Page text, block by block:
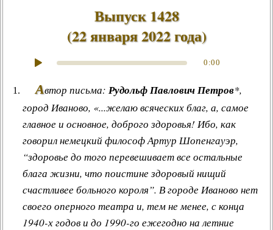
Песни, мелодии
Композиторы
Поэты
Ансамбли, оркестры, хоры
Из фонотеки «Встречи...»
Другие работы В.В.Татарского
Из архива «Радио России»
Предтеча «Встречи с песней»
Выпуск 1428
(22 января 2022 года)
0:00
Автор письма: Рудольф Павлович Петров*,
город Иваново, «...желаю всяческих благ, а, самое
главное и основное, доброго здоровья! Ибо, как
говорил немецкий философ Артур Шопенгауэр,
“здоровье до того перевешивает все остальные
блага жизни, что поистине здоровый нищий
счастливее больного короля”. В городе Иваново нет
своего оперного театра и, тем не менее, с конца
1940-х годов и до 1990-го ежегодно на летние